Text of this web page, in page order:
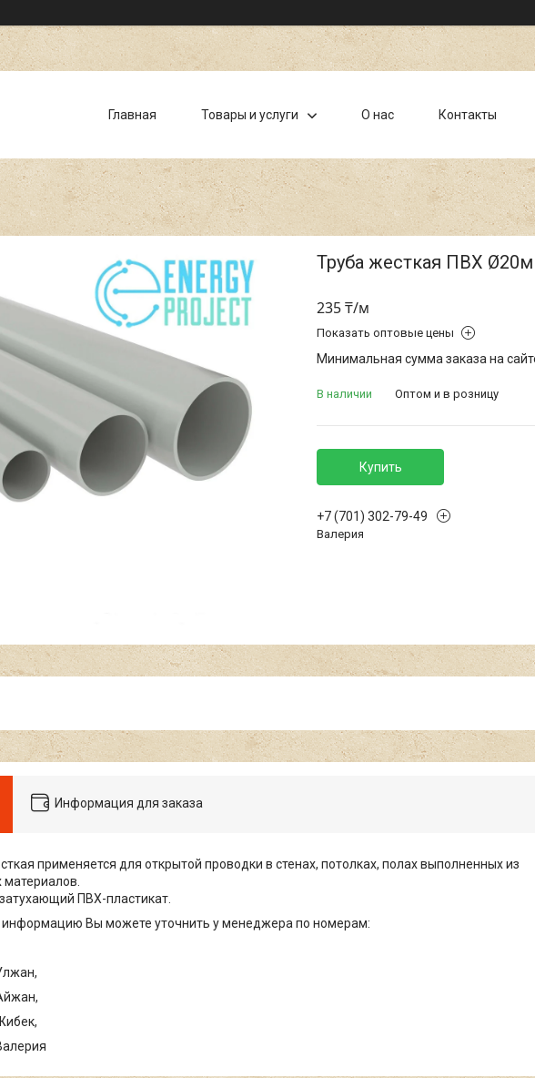
Главная Товары и услуги О нас Контакты
Труба жесткая ПВХ
235 ₸/м
Показать оптовые цены
Минимальная сумма заказа на
В наличии Оптом и в розницу
Купить
+7 (701) 302-79-49
Валерия
Информация для заказа
применяется для открытой проводки в стенах, потолках, полах выполненных из
ПВХ-пластикат.
Вы можете уточнить у менеджера по номерам: